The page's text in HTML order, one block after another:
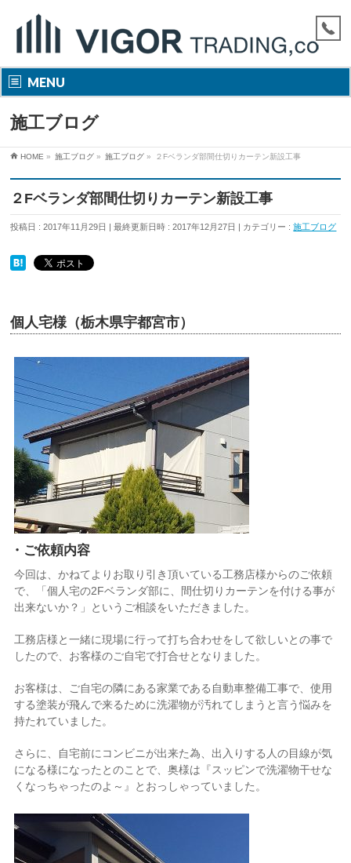
MENU
施工ブログ
HOME » 施工ブログ » 施工ブログ » ２Fベランダ部間仕切りカーテン新設工事
２Fベランダ部間仕切りカーテン新設工事
投稿日 : 2017年11月29日 最終更新日時 : 2017年12月27日 カテゴリー :施工ブログ
個人宅様（栃木県宇都宮市）
・ご依頼内容
今回は、かねてよりお取り引き頂いている工務店様からのご依頼
で、「個人宅の2Fベランダ部に、間仕切りカーテンを付ける事が
出来ないか？」というご相談をいただきました。
工務店様と一緒に現場に行って打ち合わせをして欲しいとの事で
したので、お客様のご自宅で打合せとなりました。
お客様は、ご自宅の隣にある家業である自動車整備工事で、使用
する塗装が飛んで来るために洗濯物が汚れてしまうと言う悩みを
持たれていました。
さらに、自宅前にコンビニが出来た為、出入りする人の目線が気
になる様になったとのことで、奥様は『スッピンで洗濯物干せな
くなっちゃったのよ～』とおっしゃっていました。